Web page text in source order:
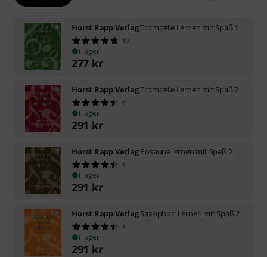
Horst Rapp VerlagTrompete Lernen mit Spaß 1
10
i lager
277 kr
Horst Rapp VerlagTrompete Lernen mit Spaß 2
8
i lager
291 kr
Horst Rapp VerlagPosaune lernen mit Spaß 2
4
i lager
291 kr
Horst Rapp VerlagSaxophon Lernen mit Spaß 2
4
i lager
291 kr